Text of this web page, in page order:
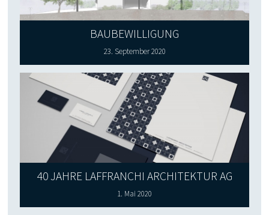
BAUBEWILLIGUNG
23. September 2020
40 JAHRE LAFFRANCHI ARCHITEKTUR AG
1. Mai 2020